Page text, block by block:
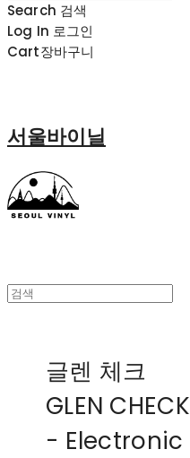
Search 검색
Log In 로그인
Cart장바구니
서울바이닐
글렌 체크
GLEN CHECK
- Electronic